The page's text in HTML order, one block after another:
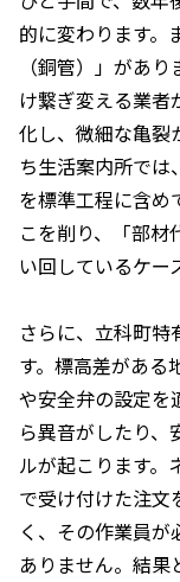
的に変わります。
（銅管）」があ
け繋ぎ変える業
化し、微細な亀裂
ち生活案内所で
を標準工程に含め
こを削り、「部
い回しているケー
さらに、立科町特
す。標高差がある
や安全弁の設定を
ら異音がしたり
ルが起こります。
で受け付けた注文
く、その作業員
ありません。結果